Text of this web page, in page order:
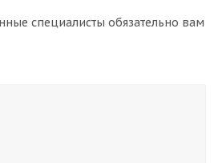
специалисты обязательно вам